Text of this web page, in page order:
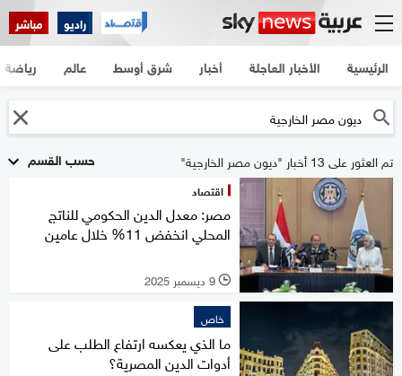
راديو مباشر
الرئيسية الأخبار العاجلة أخبار شرق أوسط عالم رياضة
حسب القسم تم العثور على 13 أخبار "ديون مصر الخارجية"
اقتصاد
مصر: معدل الدين الحكومي للناتج
المحلي انخفض 11% خلال عامين
l 9 ديسمبر 2025
خاص
ما الذي يعكسه ارتفاع الطلب على
أدوات الدين المصرية؟